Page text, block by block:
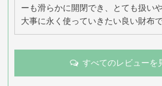
ーも滑らかに開閉でき、とても扱い
大事に永く使っていきたい良い財布で
すべてのレビューを